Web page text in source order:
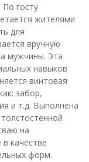
госту
жителями
для
вручную
мужчины. Эта
навыков
винтовая
забор,
и т.д. Выполнена
на
качестве
форм.